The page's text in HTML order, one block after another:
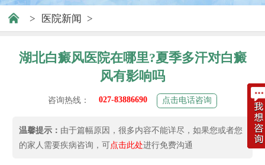
> 医院新闻 >
湖北白癜风医院在哪里?夏季多汗对白癜
风有影响吗
咨询热线： 027-83886690 点击电话咨询
温馨提示： 由于篇幅原因，很多内容不能详尽，如果您或者您
的家人需要疾病咨询，可点击此处进行免费沟通